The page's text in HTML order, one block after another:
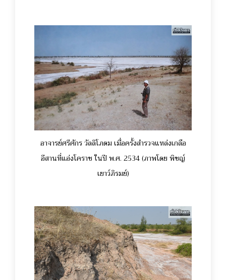
อาจารย์ศรีศักร วัลลิโภดม เมื่อครั้งสำรวจแหล่งเกลือ
อีสานที่แอ่งโคราช ในปี พ.ศ. 2534 (ภาพโดย พิชญ์
เยาว์ภิรมย์)